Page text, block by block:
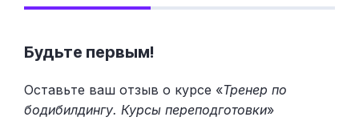
Будьте первым!
Оставьте ваш отзыв о курсе «Тренер по
бодибилдингу. Курсы переподготовки»